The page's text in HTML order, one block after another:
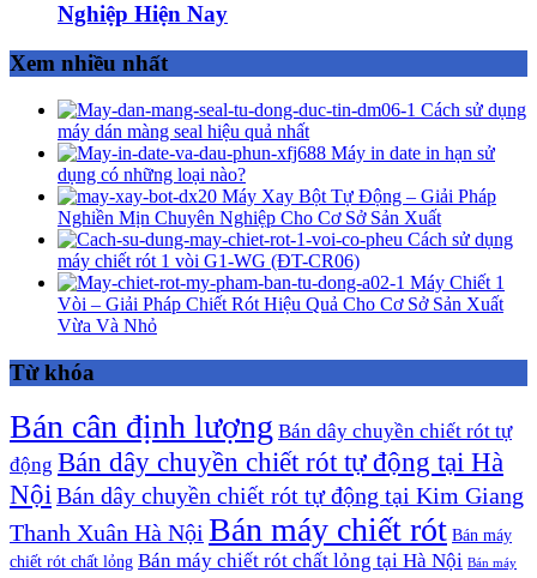
Nghiệp Hiện Nay
Xem nhiều nhất
Cách sử dụng
máy dán màng seal hiệu quả nhất
Máy in date in hạn sử
dụng có những loại nào?
Máy Xay Bột Tự Động – Giải Pháp
Nghiền Mịn Chuyên Nghiệp Cho Cơ Sở Sản Xuất
Cách sử dụng
máy chiết rót 1 vòi G1-WG (ĐT-CR06)
Máy Chiết 1
Vòi – Giải Pháp Chiết Rót Hiệu Quả Cho Cơ Sở Sản Xuất
Vừa Và Nhỏ
Từ khóa
Bán cân định lượng Bán dây chuyền chiết rót tự
động Bán dây chuyền chiết rót tự động tại Hà
NộiBán dây chuyền chiết rót tự động tại Kim Giang
Thanh Xuân Hà Nội Bán máy chiết rót Bán máy
chiết rót chất lỏng Bán máy chiết rót chất lỏng tại Hà Nội Bán máy